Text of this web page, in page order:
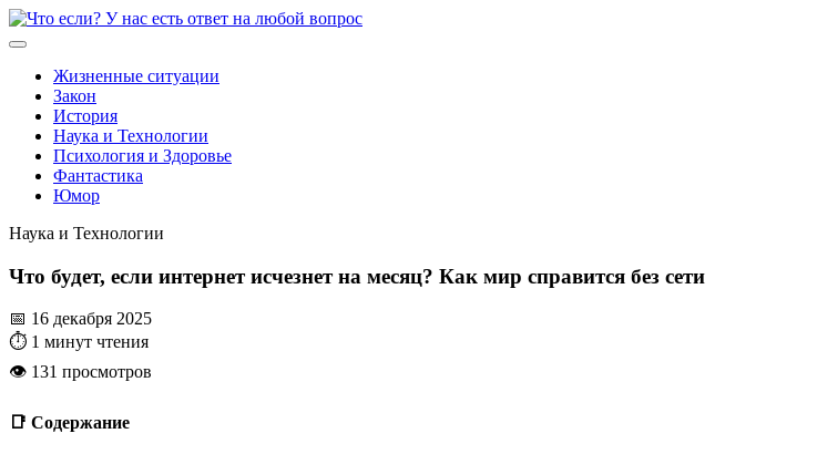
Skip
to
Жизненные ситуации
Закон
История
Наука и Технологии
Психология и Здоровье
Фантастика
Юмор
Наука и Технологии
Что будет, если интернет исчезнет на месяц? Как мир справится без сети
📅 16 декабря 2025
⏱️ 1 минут чтения
👁️ 131 просмотров
📑 Содержание